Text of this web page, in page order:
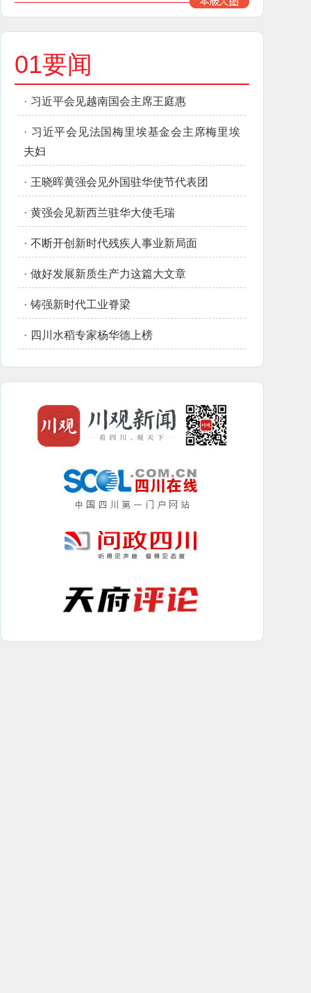
01要闻
· 习近平会见越南国会主席王庭惠
· 习近平会见法国梅里埃基金会主席梅里埃
夫妇
· 王晓晖黄强会见外国驻华使节代表团
· 黄强会见新西兰驻华大使毛瑞
· 不断开创新时代残疾人事业新局面
· 做好发展新质生产力这篇大文章
· 铸强新时代工业脊梁
· 四川水稻专家杨华德上榜